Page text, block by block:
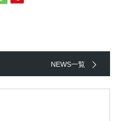
NEWS一覧